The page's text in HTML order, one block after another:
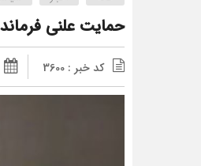
حمایت علنی
کد خبر : 3600